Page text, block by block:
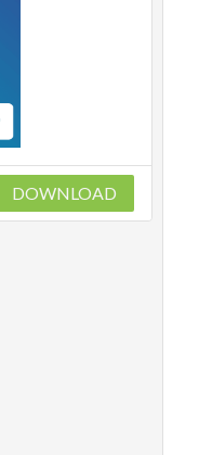
DOWNLOAD